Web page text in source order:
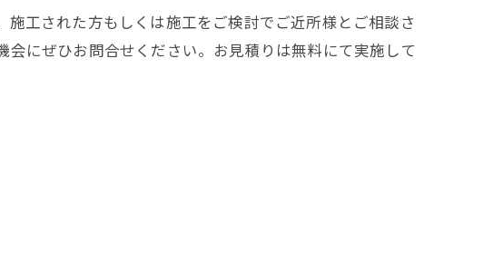
工された方もしくは施工をご検討でご近所様とご相談さ
にぜひお問合せください。お見積りは無料にて実施して